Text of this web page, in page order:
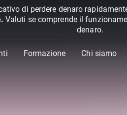
di perdere denaro
Valuti se comprende il
denaro.
Formazione Chi siamo